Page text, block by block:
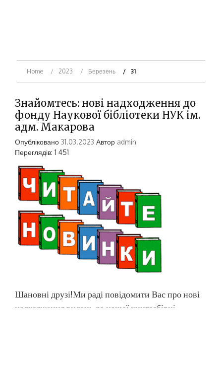
Home 2023 Березень 31
Знайомтесь: нові надходження до
фонду Наукової бібліотеки НУК ім.
адм. Макарова
Опубліковано 31.03.2023 Автор admin
Переглядів: 1 451
Шановні друзі!Ми раді повідомити Вас про нові
надходження видань до нашої книгозбірні